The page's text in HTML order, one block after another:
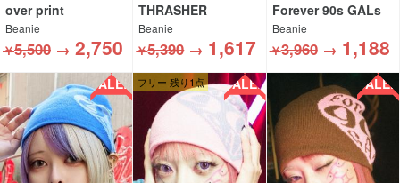
over print
Beanie
￥5,500 → 2,750
THRASHER
Beanie
￥5,390→ 1,617
Forever 90s GALs
Beanie
￥3,960→ 1,188
SALE!! フリー 残り1点 SALE!! SALE!!